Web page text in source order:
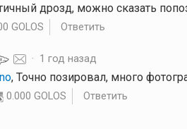
дрозд, можно сказать
GOLOS Ответить
· 1 год назад
, Точно позировал, много
0.000 GOLOS Ответить